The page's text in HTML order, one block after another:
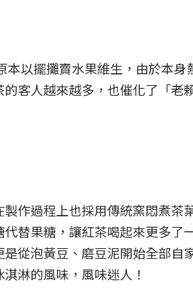
以擺攤賣水果維生，由於本身
客人越來越多，也催化了「老
作過程上也採用傳統窯悶煮茶
替果糖，讓紅茶喝起來更多了
從泡黃豆、磨豆泥開始全部自
淋的風味，風味迷人！